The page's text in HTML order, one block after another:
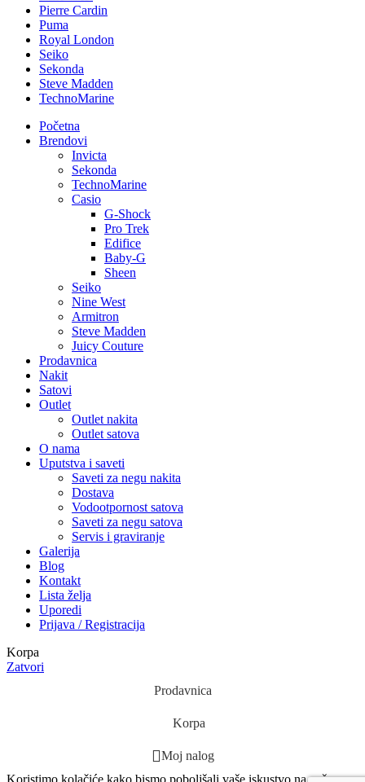
Pierre Cardin
Puma
Royal London
Seiko
Sekonda
Steve Madden
TechnoMarine
Početna
Brendovi
Invicta
Sekonda
TechnoMarine
Casio
G-Shock
Pro Trek
Edifice
Baby-G
Sheen
Seiko
Nine West
Armitron
Steve Madden
Juicy Couture
Prodavnica
Nakit
Satovi
Outlet
Outlet nakita
Outlet satova
O nama
Uputstva i saveti
Saveti za negu nakita
Dostava
Vodootpornost satova
Saveti za negu satova
Servis i graviranje
Galerija
Blog
Kontakt
Lista želja
Uporedi
Prijava / Registracija
Korpa
Zatvori
Prodavnica
Korpa
Moj nalog
Koristimo kolačiće kako bismo poboljšali vaše iskustvo na našem